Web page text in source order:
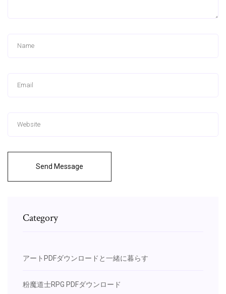
Send Message
Category
アートPDFダウンロードと一緒に暮らす
粉魔道士RPG PDFダウンロード